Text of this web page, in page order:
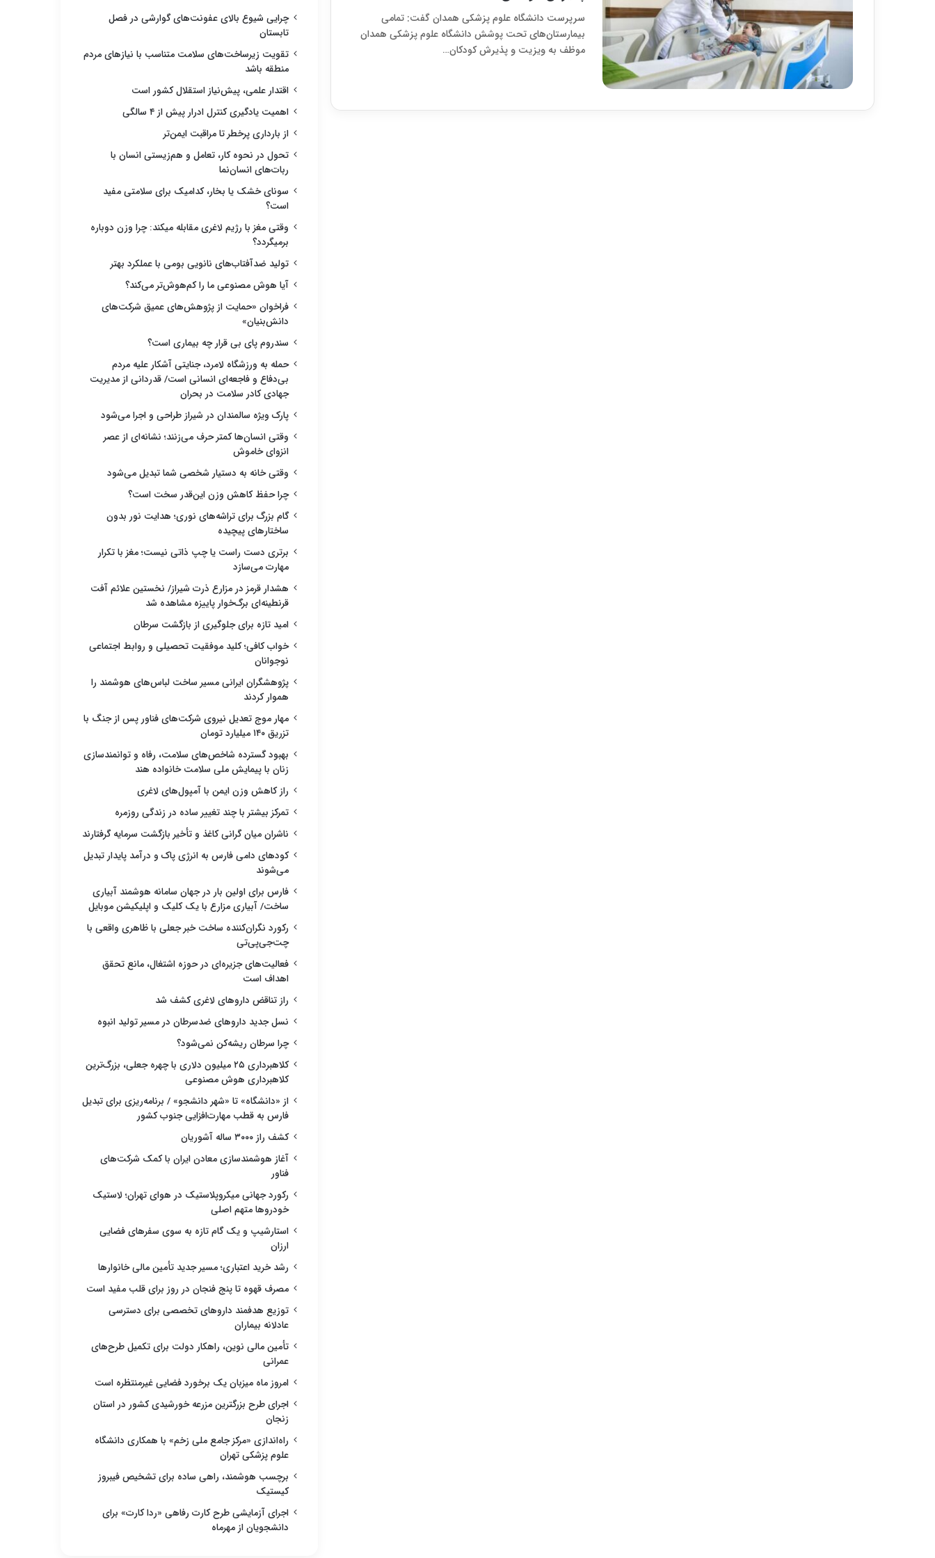
سرپرست دانشگاه علوم پزشکی همدان گفت: تمامی
بیمارستان‌های تحت پوشش دانشگاه‌ علوم پزشکی همدان
موظف به ویزیت و پذیرش کودکان…
چرایی شیوع بالای عفونت‌های گوارشی در فصل
تابستان
تقویت زیرساخت‌های سلامت متناسب با نیازهای مردم
منطقه باشد
اقتدار علمی، پیش‌نیاز استقلال کشور است
اهمیت یادگیری کنترل ادرار پیش از ۴ سالگی
از بارداری پرخطر تا مراقبت ایمن‌تر
تحول در نحوه کار، تعامل و هم‌زیستی انسان با
ربات‌های انسان‌نما
سونای خشک یا بخار، کدامیک برای سلامتی مفید
است؟
وقتی مغز با رژیم لاغری مقابله میکند: چرا وزن دوباره
برمیگردد؟
تولید ضدآفتاب‌های نانویی بومی با عملکرد بهتر
آیا هوش مصنوعی ما را کم‌هوش‌تر می‌کند؟
فراخوان «حمایت از پژوهش‌های عمیق شرکت‌های
دانش‌بنیان»
سندروم پای بی قرار چه بیماری است؟
حمله به ورزشگاه لامرد، جنایتی آشکار علیه مردم
بی‌دفاع و فاجعه‌ای انسانی است/ قدردانی از مدیریت
جهادی کادر سلامت در بحران
پارک ویژه سالمندان در شیراز طراحی و اجرا می‌شود
وقتی انسان‌ها کمتر حرف می‌زنند؛ نشانه‌ای از عصر
انزوای خاموش
وقتی خانه به دستیار شخصی شما تبدیل می‌شود
چرا حفظ کاهش وزن این‌قدر سخت است؟
گام بزرگ برای تراشه‌های نوری؛ هدایت نور بدون
ساختارهای پیچیده
برتری دست راست یا چپ ذاتی نیست؛ مغز با تکرار
مهارت می‌سازد
هشدار قرمز در مزارع ذرت شیراز/ نخستین علائم آفت
قرنطینه‌ای برگ‌خوار پاییزه مشاهده شد
امید تازه برای جلوگیری از بازگشت سرطان
خواب کافی؛ کلید موفقیت تحصیلی و روابط اجتماعی
نوجوانان
پژوهشگران ایرانی مسیر ساخت لباس‌های هوشمند را
هموار کردند
مهار موج تعدیل نیروی شرکت‌های فناور پس از جنگ با
تزریق ۱۴۰ میلیارد تومان
بهبود گسترده شاخص‌های سلامت، رفاه و توانمندسازی
زنان با پیمایش ملی سلامت خانواده هند
راز کاهش وزن ایمن با آمپول‌های لاغری
تمرکز بیشتر با چند تغییر ساده در زندگی روزمره
ناشران میان گرانی کاغذ و تأخیر بازگشت سرمایه گرفتارند
کودهای دامی فارس به انرژی پاک و درآمد پایدار تبدیل
می‌شوند
فارس برای اولین بار در جهان سامانه هوشمند آبیاری
ساخت/ آبیاری مزارع با یک کلیک و اپلیکیشن موبایل
رکورد نگران‌کننده ساخت خبر جعلی با ظاهری واقعی با
چت‌جی‌پی‌تی
فعالیت‌های جزیره‌ای در حوزه اشتغال، مانع تحقق
اهداف است
راز تناقض داروهای لاغری کشف شد
نسل جدید داروهای ضدسرطان در مسیر تولید انبوه
چرا سرطان ریشه‌کن نمی‌شود؟
کلاهبرداری ۲۵ میلیون دلاری با چهره جعلی، بزرگ‌ترین
کلاهبرداری هوش مصنوعی
از «دانشگاه» تا «شهر دانشجو» / برنامه‌ریزی برای تبدیل
فارس به قطب مهارت‌افزایی جنوب کشور
کشف راز ۳۰۰۰ ساله آشوریان
آغاز هوشمندسازی معادن ایران با کمک شرکت‌های
فناور
رکورد جهانی میکروپلاستیک در هوای تهران؛ لاستیک
خودروها متهم اصلی
استارشیپ و یک گام تازه به سوی سفرهای فضایی
ارزان
رشد خرید اعتباری؛ مسیر جدید تأمین مالی خانوارها
مصرف قهوه تا پنج فنجان در روز برای قلب مفید است
توزیع هدفمند داروهای تخصصی برای دسترسی
عادلانه بیماران
تأمین مالی نوین، راهکار دولت برای تکمیل طرح‌های
عمرانی
امروز ماه میزبان یک برخورد فضایی غیرمنتظره است
اجرای طرح بزرگترین مزرعه خورشیدی کشور در استان
زنجان
راه‌اندازی «مرکز جامع ملی زخم» با همکاری دانشگاه
علوم پزشکی تهران
برچسب هوشمند، راهی ساده برای تشخیص فیبروز
کیستیک
اجرای آزمایشی طرح کارت رفاهی «ردا کارت» برای
دانشجویان از مهرماه